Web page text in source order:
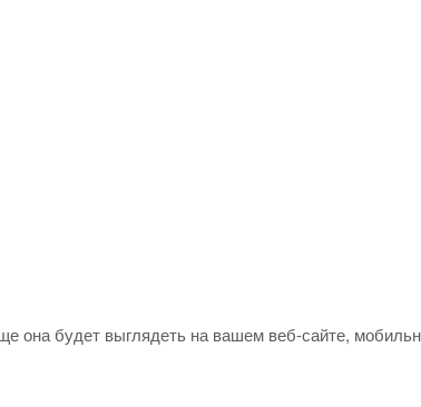
она будет выглядеть на вашем веб-сайте,